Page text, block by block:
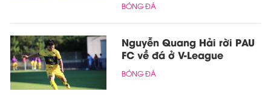
BÓNG ĐÁ
Nguyễn Quang Hải rời PAU
FC về đá ở V-League
BÓNG ĐÁ